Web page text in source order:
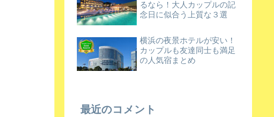
るなら！大人カップルの記
念日に似合う上質な３選
横浜の夜景ホテルが安い！
カップルも友達同士も満足
の人気宿まとめ
最近のコメント